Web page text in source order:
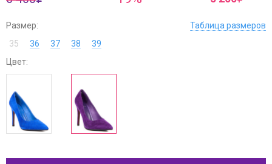
Размер:
Таблица размеров
35
36 37 38
39
Цвет: